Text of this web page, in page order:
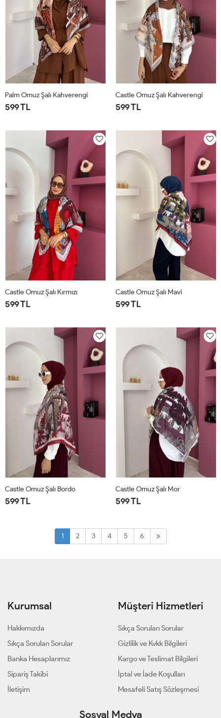
Palm Omuz Şalı Kahverengi
599 TL
Castle Omuz Şalı Kahverengi
599 TL
Castle Omuz Şalı Kırmızı
599 TL
Castle Omuz Şalı Mavi
599 TL
Castle Omuz Şalı Bordo
599 TL
Castle Omuz Şalı Mor
599 TL
1 2 3 4 5 6
Kurumsal
Hakkımızda
Sıkça Sorulan Sorular
Banka Hesaplarımız
Sipariş Takibi
İletişim
Müşteri Hizmetleri
Sıkça Sorulan Sorular
Gizlilik ve Kvkk Bilgileri
Kargo ve Teslimat Bilgileri
İptal ve İade Koşulları
Mesafeli Satış Sözleşmesi
Sosyal Medya